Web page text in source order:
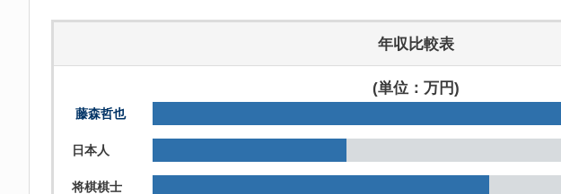
年収比較表
(単位：万円)
藤森哲也
日本人
将棋棋士